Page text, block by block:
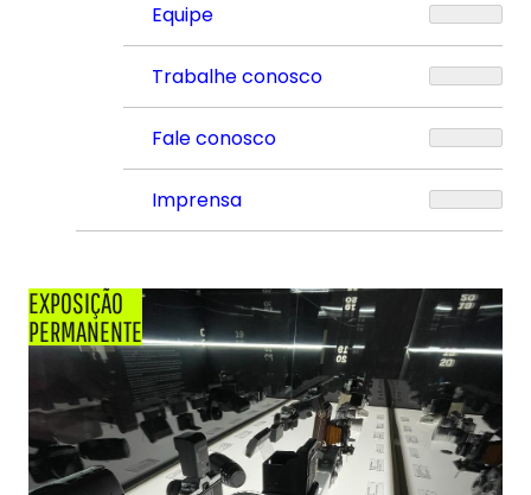
Equipe
Trabalhe conosco
Fale conosco
Imprensa
EXPOSIÇÃO
PERMANENTE